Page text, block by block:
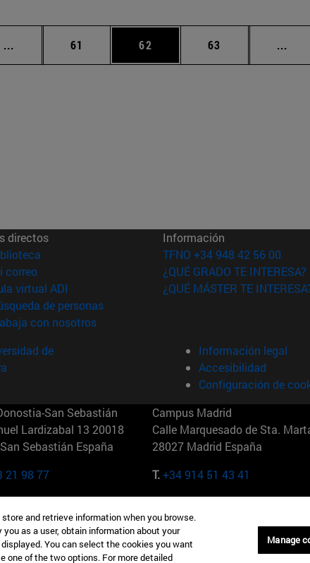
... Páginas intermedias Use TAB para desplazarse.
Página
61 Página
62 Página
63 ...
directos
(abre en nueva ventana)
correo(abre en nueva ventana)
virtual ADI (abre en nueva ventana)
de personas(abre en nueva ventana)
con nosotros(abre en nueva ventana)
Información
TFNO +34 948 42 56 00
¿QUÉ GRADO TE INTERESA?
¿QUÉ MÁSTER TE
de
Información legal
Accesibilidad
Configuración de
San Sebastián
Lardizabal 13 20018
Sebastián España
21 98 77
Campus Madrid
Calle Marquesado de Sta.
28027 Madrid España
T.+34 914 51 43 41
St 10019-2201 Nueva York Maria-Theresia-Straße 15 81675
Múnich Alemania
and retrieve information when you browse.
as a user, obtain information about your
You can select the cookies you want
one of the two options. For more detailed
Manage